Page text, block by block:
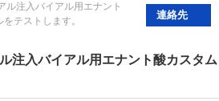
ル注入バイアル用エナント
テストします。
連絡先
注入バイアル用エナント酸カスタ